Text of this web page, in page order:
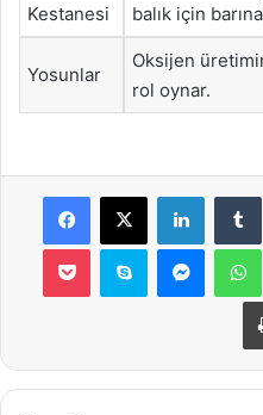
Kestanesi
balık için
Yosunlar
Oksijen
rol oynar.
Facebook
X LinkedIn
Pocket Skype